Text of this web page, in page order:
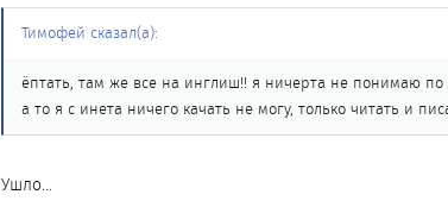
Тимофей сказал(а):
ёптать, там же все на инглиш!! я ничерта не понимаю по
а то я с инета ничего качать не могу, только читать и
Ушло...